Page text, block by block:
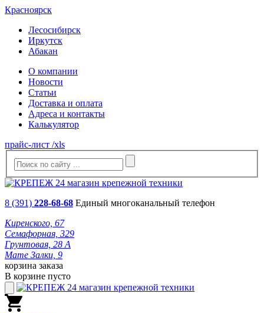
Красноярск
Лесосибирск
Иркутск
Абакан
О компании
Новости
Статьи
Доставка и оплата
Адреса и контакты
Калькулятор
прайс-лист /xls
8 (391) 228-68-68 Единый многоканальный телефон
Киренского, 67
Семафорная, 329
Грунтовая, 28 А
Мате Залки, 9
корзина заказа
В корзине пусто